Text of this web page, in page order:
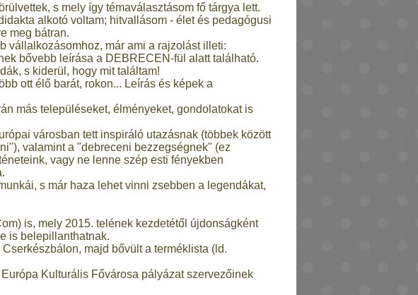
s mely így témaválasztásom fő tárgya lett.
alkotó voltam; hitvallásom - élet és pedagógusi
meg bátran.
vállalkozásomhoz, már ami a rajzolást illeti:
bővebb leírása a DEBRECEN-fül alatt található.
s kiderül, hogy mit találtam!
ott élő barát, rokon... Leírás és képek a
más településeket, élményeket, gondolatokat is
városban tett inspiráló utazásnak (többek között
valamint a "debreceni bezzegségnek" (ez
vagy ne lenne szép esti fényekben
s már haza lehet vinni zsebben a legendákat,
is, mely 2015. telének kezdetétől újdonságként
is belepillanthatnak.
majd bővült a terméklista (ld.
Kulturális Fővárosa pályázat szervezőinek